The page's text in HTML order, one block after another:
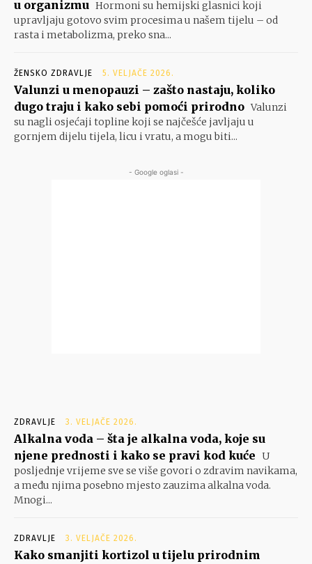
u organizmu Hormoni su hemijski glasnici koji
upravljaju gotovo svim procesima u našem tijelu – od
rasta i metabolizma, preko sna...
ŽENSKO ZDRAVLJE 5. VELJAČE 2026.
Valunzi u menopauzi – zašto nastaju, koliko
dugo traju i kako sebi pomoći prirodno Valunzi
su nagli osjećaji topline koji se najčešće javljaju u
gornjem dijelu tijela, licu i vratu, a mogu biti...
- Google oglasi -
ZDRAVLJE 3. VELJAČE 2026.
Alkalna voda – šta je alkalna voda, koje su
njene prednosti i kako se pravi kod kuće U
posljednje vrijeme sve se više govori o zdravim navikama,
a među njima posebno mjesto zauzima alkalna voda.
Mnogi...
ZDRAVLJE 3. VELJAČE 2026.
Kako smanjiti kortizol u tijelu prirodnim